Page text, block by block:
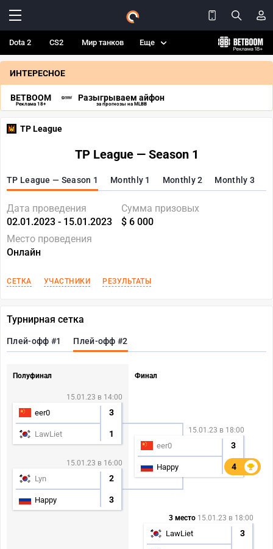
Dota 2 CS2 Мир танков Еще
ИНТЕРЕСНОЕ
BETBOOM
Реклама 18+
Разыгрываем айфон
за прогнозы на MLBB
TP League
TP League — Season 1
TP League — Season 1 Monthly 1 Monthly 2 Monthly 3
Дата проведения
02.01.2023 - 15.01.2023
Сумма призовых
$ 6 000
Место проведения
Онлайн
СЕТКА УЧАСТНИКИ РЕЗУЛЬТАТЫ
Турнирная сетка
Плей-офф #1 Плей-офф #2
Полуфинал
15.01.23 в 14:00
eer0 3
LawLiet 1
15.01.23 в 16:00
Lyn 2
Happy 3
Финал
15.01.23 в 18:00
eer0 3
Happy 4
4
3 место 15.01.23 в 18:00
LawLiet 3